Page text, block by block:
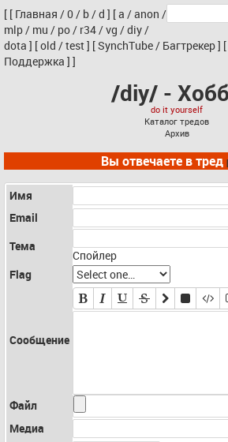
[ [ Главная /0 / b/d ] [a /anon /
mlp/ mu / po/ r34/vg /diy/
dota ] [old /test] [SynchTube/ Багтрекер] [
Поддержка ] ]
/diy/ -
do it yourself
Каталог тредов
Архив
Вы отвечаете в тред
Имя
Email
Тема
Спойлер
Flag
Сообщение
Файл
Медиа